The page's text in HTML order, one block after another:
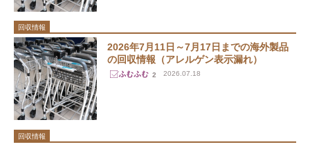
回収情報
2026年7月11日～7月17日までの海外製品
の回収情報（アレルゲン表示漏れ）
2 2026.07.18
回収情報